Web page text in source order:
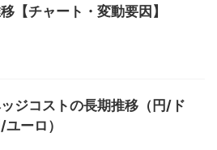
【チャート・変動要因】
ジコストの長期推移（円/ド
ーロ）